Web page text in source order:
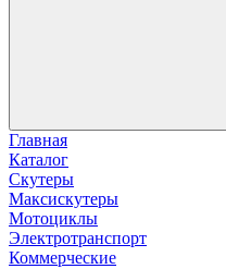
Главная
Каталог
Скутеры
Максискутеры
Мотоциклы
Электротранспорт
Коммерческие